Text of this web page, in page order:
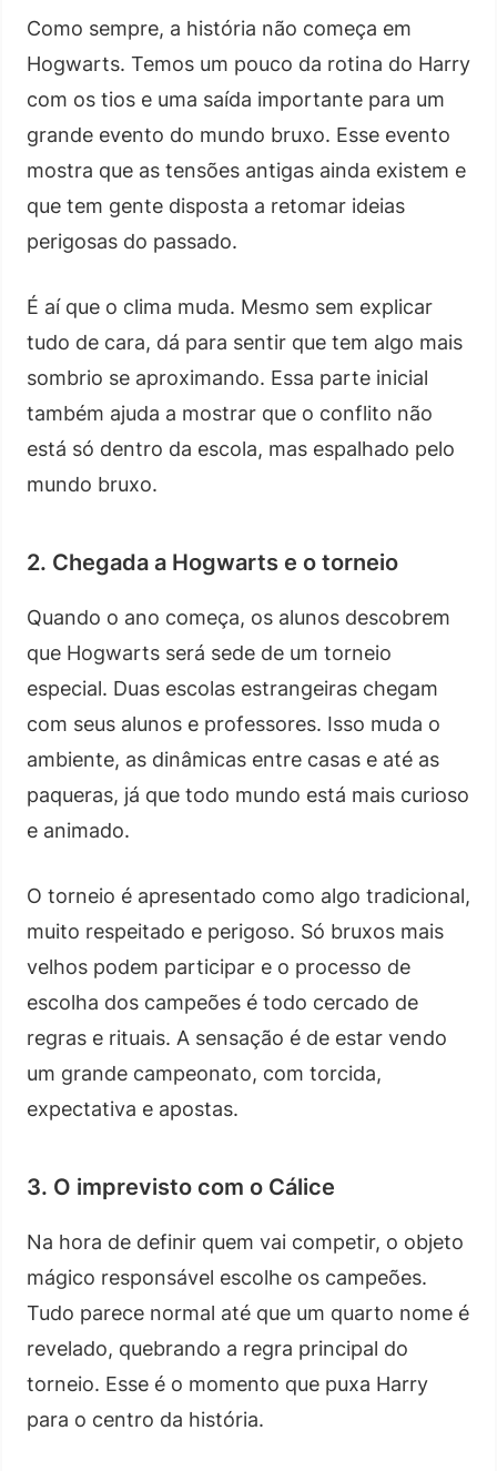
Como sempre, a história não começa em
Hogwarts. Temos um pouco da rotina do Harry
com os tios e uma saída importante para um
grande evento do mundo bruxo. Esse evento
mostra que as tensões antigas ainda existem e
que tem gente disposta a retomar ideias
perigosas do passado.
É aí que o clima muda. Mesmo sem explicar
tudo de cara, dá para sentir que tem algo mais
sombrio se aproximando. Essa parte inicial
também ajuda a mostrar que o conflito não
está só dentro da escola, mas espalhado pelo
mundo bruxo.
2. Chegada a Hogwarts e o torneio
Quando o ano começa, os alunos descobrem
que Hogwarts será sede de um torneio
especial. Duas escolas estrangeiras chegam
com seus alunos e professores. Isso muda o
ambiente, as dinâmicas entre casas e até as
paqueras, já que todo mundo está mais curioso
e animado.
O torneio é apresentado como algo tradicional,
muito respeitado e perigoso. Só bruxos mais
velhos podem participar e o processo de
escolha dos campeões é todo cercado de
regras e rituais. A sensação é de estar vendo
um grande campeonato, com torcida,
expectativa e apostas.
3. O imprevisto com o Cálice
Na hora de definir quem vai competir, o objeto
mágico responsável escolhe os campeões.
Tudo parece normal até que um quarto nome é
revelado, quebrando a regra principal do
torneio. Esse é o momento que puxa Harry
para o centro da história.